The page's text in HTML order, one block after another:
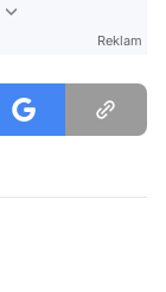
Reklam